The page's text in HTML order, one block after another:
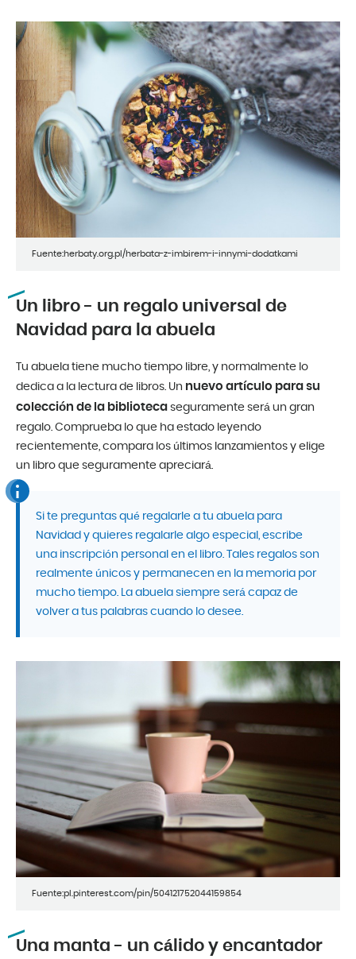
Fuente:herbaty.org.pl/herbata-z-imbirem-i-innymi-dodatkami
Un libro - un regalo universal de
Navidad para la abuela
Tu abuela tiene mucho tiempo libre, y normalmente lo
dedica a la lectura de libros. Un nuevo artículo para su
colección de la biblioteca seguramente será un gran
regalo. Comprueba lo que ha estado leyendo
recientemente, compara los últimos lanzamientos y elige
un libro que seguramente apreciará.
Si te preguntas qué regalarle a tu abuela para
Navidad y quieres regalarle algo especial, escribe
una inscripción personal en el libro. Tales regalos son
realmente únicos y permanecen en la memoria por
mucho tiempo. La abuela siempre será capaz de
volver a tus palabras cuando lo desee.
Fuente:pl.pinterest.com/pin/504121752044159854
Una manta - un cálido y encantador